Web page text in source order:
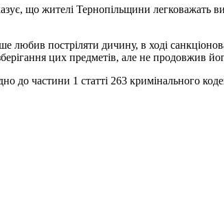
що жителі Тернопільщини легковажать
любив постріляти дичину, в ході
цих предметів, але не продовжив
до частини 1 статті 263